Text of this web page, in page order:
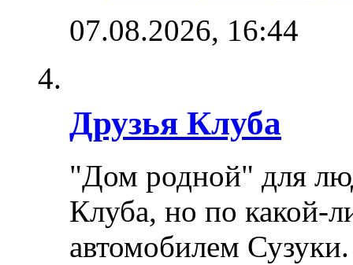
07.08.2026, 16:44
Друзья Клуба
"Дом родной" для
Клуба, но по какой-
автомобилем Сузуки.